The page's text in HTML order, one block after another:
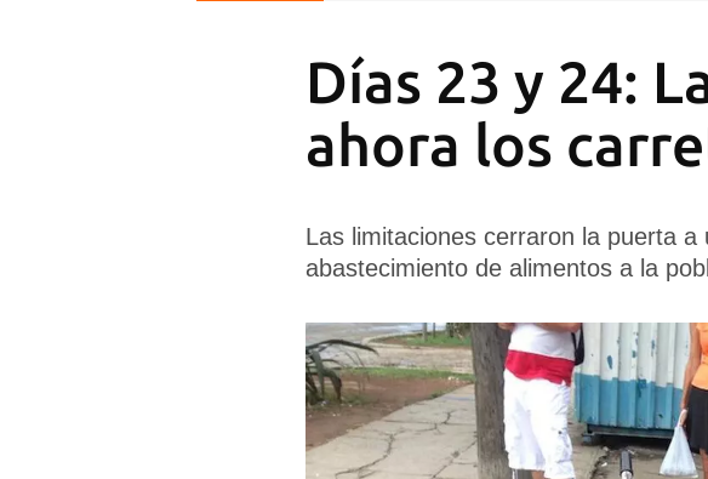
Días 23 y 24:
ahora los
Las limitaciones cerraron la puerta
abastecimiento de alimentos a la